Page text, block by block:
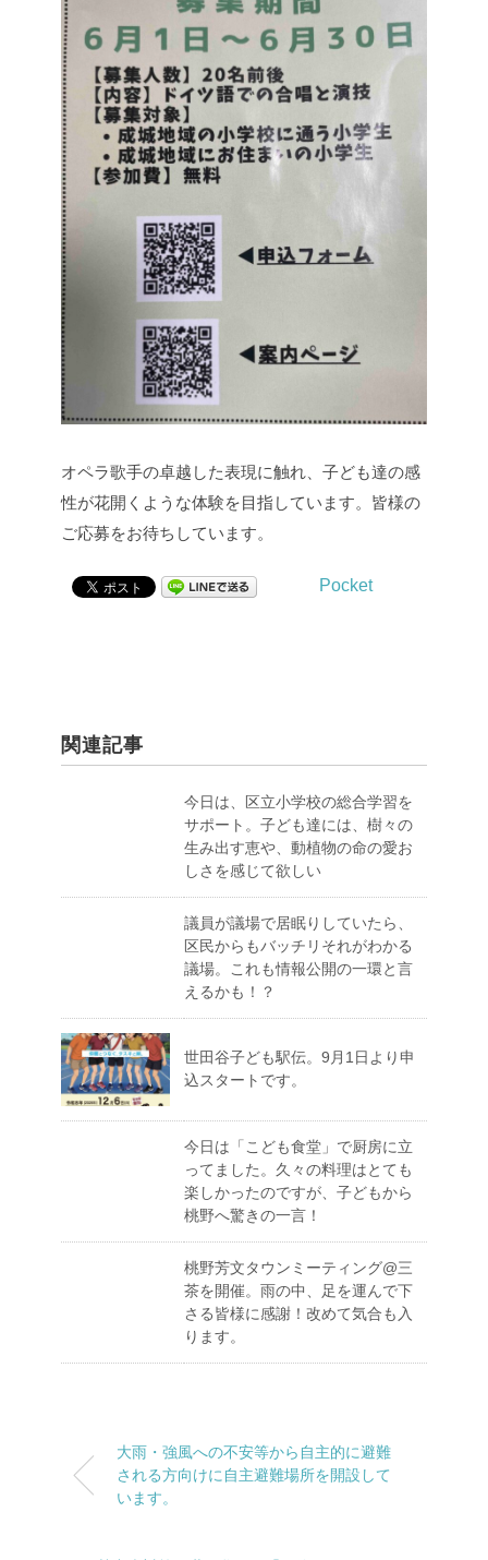
オペラ歌手の卓越した表現に触れ、子ども達の感
性が花開くような体験を目指しています。皆様の
ご応募をお待ちしています。
Pocket
関連記事
今日は、区立小学校の総合学習を
サポート。子ども達には、樹々の
生み出す恵や、動植物の命の愛お
しさを感じて欲しい
議員が議場で居眠りしていたら、
区民からもバッチリそれがわかる
議場。これも情報公開の一環と言
えるかも！？
世田谷子ども駅伝。9月1日より申
込スタートです。
今日は「こども食堂」で厨房に立
ってました。久々の料理はとても
楽しかったのですが、子どもから
桃野へ驚きの一言！
桃野芳文タウンミーティング@三
茶を開催。雨の中、足を運んで下
さる皆様に感謝！改めて気合も入
ります。
大雨・強風への不安等から自主的に避難
される方向けに自主避難場所を開設して
います。